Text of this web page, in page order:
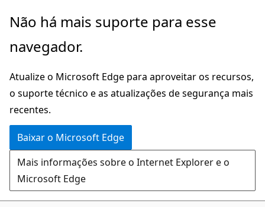
Pular
o
principal
Não há mais suporte para esse
navegador.
Atualize o Microsoft Edge para aproveitar os recursos,
o suporte técnico e as atualizações de segurança mais
recentes.
Baixar o Microsoft Edge
Mais informações sobre o Internet Explorer e o
Microsoft Edge